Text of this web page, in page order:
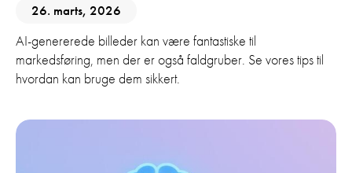
26. marts, 2026
AI-genererede billeder kan være fantastiske til
markedsføring, men der er også faldgruber. Se vores tips til
hvordan kan bruge dem sikkert.